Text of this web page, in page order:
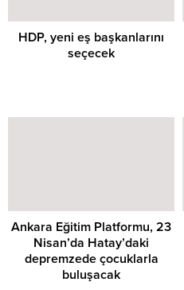
HDP, yeni eş başkanlarını
seçecek
Ankara Eğitim Platformu, 23
Nisan’da Hatay’daki
depremzede çocuklarla
buluşacak